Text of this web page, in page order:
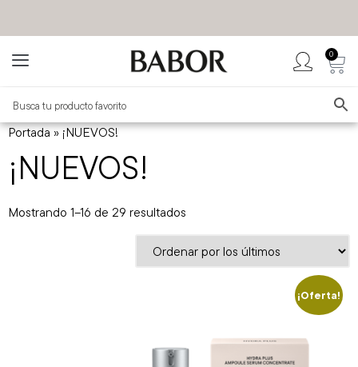
TIENDA OFICIAL
0
Portada»¡NUEVOS!
¡NUEVOS!
Mostrando 1–16 de 29 resultados
¡Oferta!